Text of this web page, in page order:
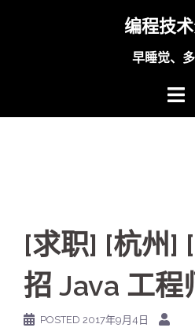
编程技
早睡觉、
[求职] [杭州]
招 Java 工程
POSTED 2017年9月4日